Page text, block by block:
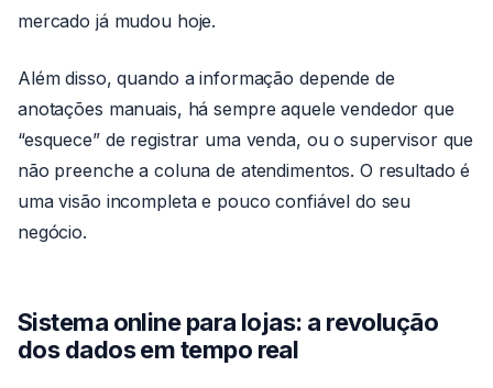
mercado já mudou hoje.
Além disso, quando a informação depende de
anotações manuais, há sempre aquele vendedor que
“esquece” de registrar uma venda, ou o supervisor que
não preenche a coluna de atendimentos. O resultado é
uma visão incompleta e pouco confiável do seu
negócio.
Sistema online para lojas: a revolução
dos dados em tempo real